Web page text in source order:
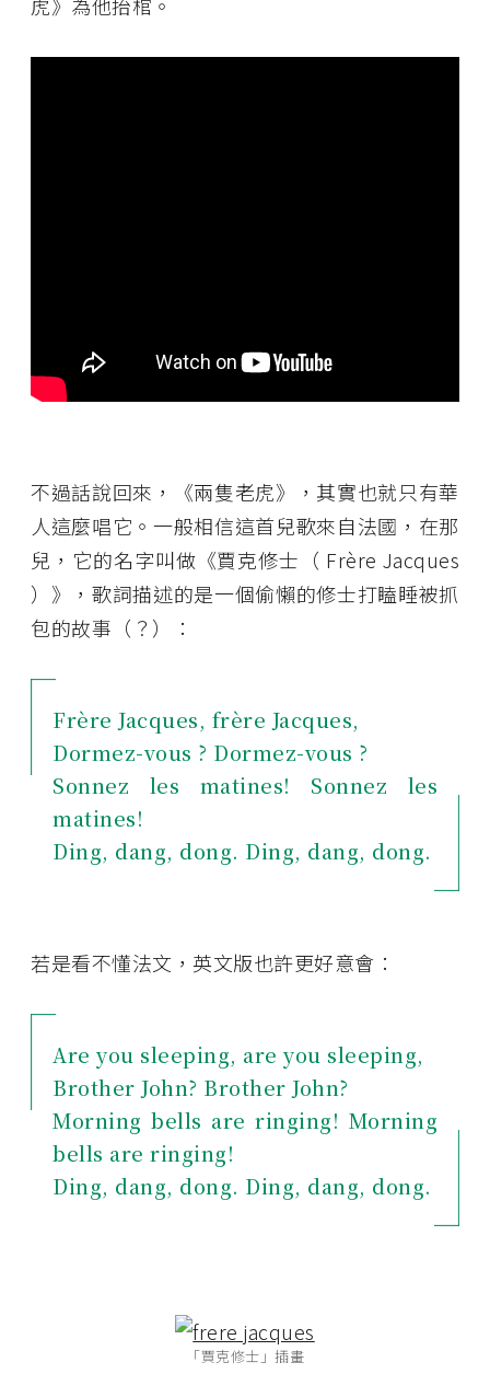
不過話說回來，《兩隻老虎》，其實也就只有華
人這麼唱它。一般相信這首兒歌來自法國，在那
兒，它的名字叫做《賈克修士（ Frère Jacques
）》，歌詞描述的是一個偷懶的修士打瞌睡被抓
包的故事（？）：
Frère Jacques, frère Jacques,
Dormez-vous ? Dormez-vous ?
Sonnez les matines! Sonnez les
matines!
Ding, dang, dong. Ding, dang, dong.
若是看不懂法文，英文版也許更好意會：
Are you sleeping, are you sleeping,
Brother John? Brother John?
Morning bells are ringing! Morning
bells are ringing!
Ding, dang, dong. Ding, dang, dong.
「賈克修士」插畫